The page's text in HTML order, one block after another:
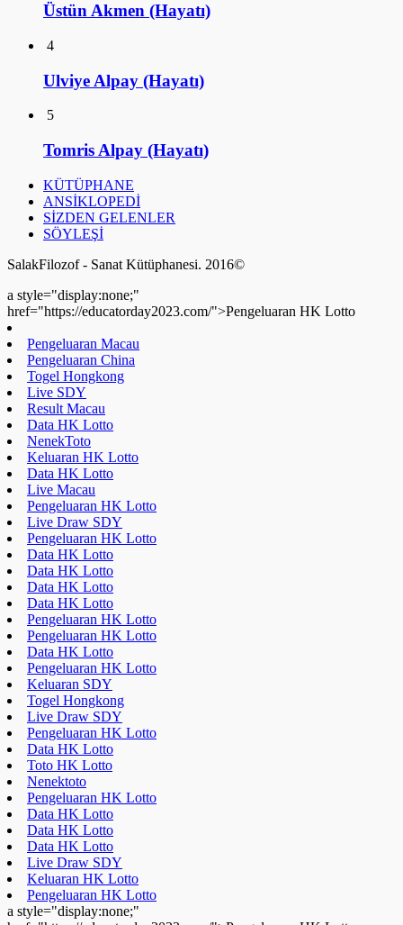
Üstün Akmen (Hayatı)
4
Ulviye Alpay (Hayatı)
5
Tomris Alpay (Hayatı)
KÜTÜPHANE
ANSİKLOPEDİ
SİZDEN GELENLER
SÖYLEŞİ
SalakFilozof - Sanat Kütüphanesi. 2016©
a style="display:none;"
href="https://educatorday2023.com/">Pengeluaran HK Lotto
Pengeluaran Macau
Pengeluaran China
Togel Hongkong
Live SDY
Result Macau
Data HK Lotto
NenekToto
Keluaran HK Lotto
Data HK Lotto
Live Macau
Pengeluaran HK Lotto
Live Draw SDY
Pengeluaran HK Lotto
Data HK Lotto
Data HK Lotto
Data HK Lotto
Data HK Lotto
Pengeluaran HK Lotto
Pengeluaran HK Lotto
Data HK Lotto
Pengeluaran HK Lotto
Keluaran SDY
Togel Hongkong
Live Draw SDY
Pengeluaran HK Lotto
Data HK Lotto
Toto HK Lotto
Nenektoto
Pengeluaran HK Lotto
Data HK Lotto
Data HK Lotto
Data HK Lotto
Live Draw SDY
Keluaran HK Lotto
Pengeluaran HK Lotto
a style="display:none;"